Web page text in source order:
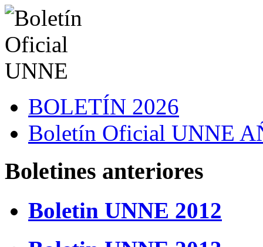
BOLETÍN 2026
Boletín Oficial UNNE
Boletines anteriores
Boletin UNNE 2012